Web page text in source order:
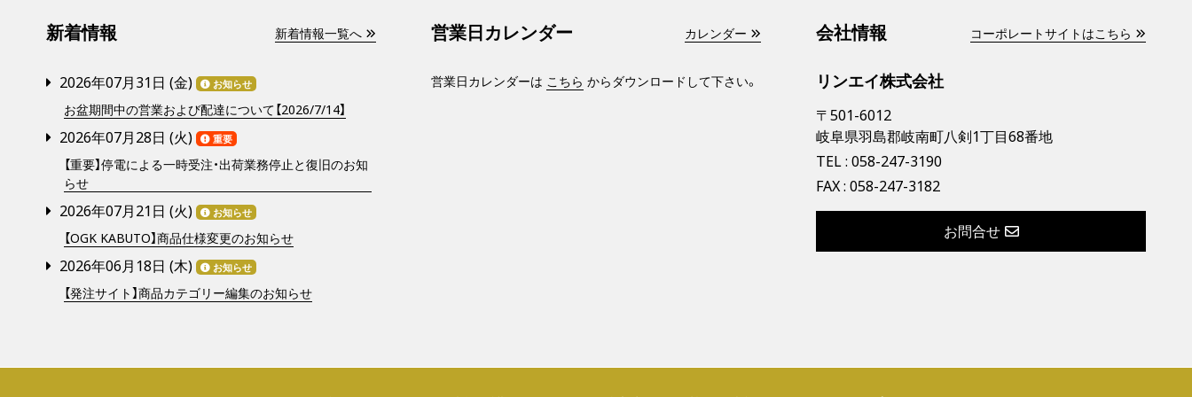
新着情報 新着情報一覧へ
2026年07月31日 (金) お知らせ
お盆期間中の営業および配達について【2026/7/14】
2026年07月28日 (火) 重要
【重要】停電による一時受注・出荷業務停止と復旧のお知
らせ
2026年07月21日 (火) お知らせ
【OGK KABUTO】商品仕様変更のお知らせ
2026年06月18日 (木) お知らせ
【発注サイト】商品カテゴリー編集のお知らせ
営業日カレンダー カレンダー
営業日カレンダーは こちら からダウンロードして下さい。
会社情報 コーポレートサイトはこちら
リンエイ株式会社
〒501-6012
岐阜県羽島郡岐南町八剣1丁目68番地
TEL : 058-247-3190
FAX : 058-247-3182
お問合せ